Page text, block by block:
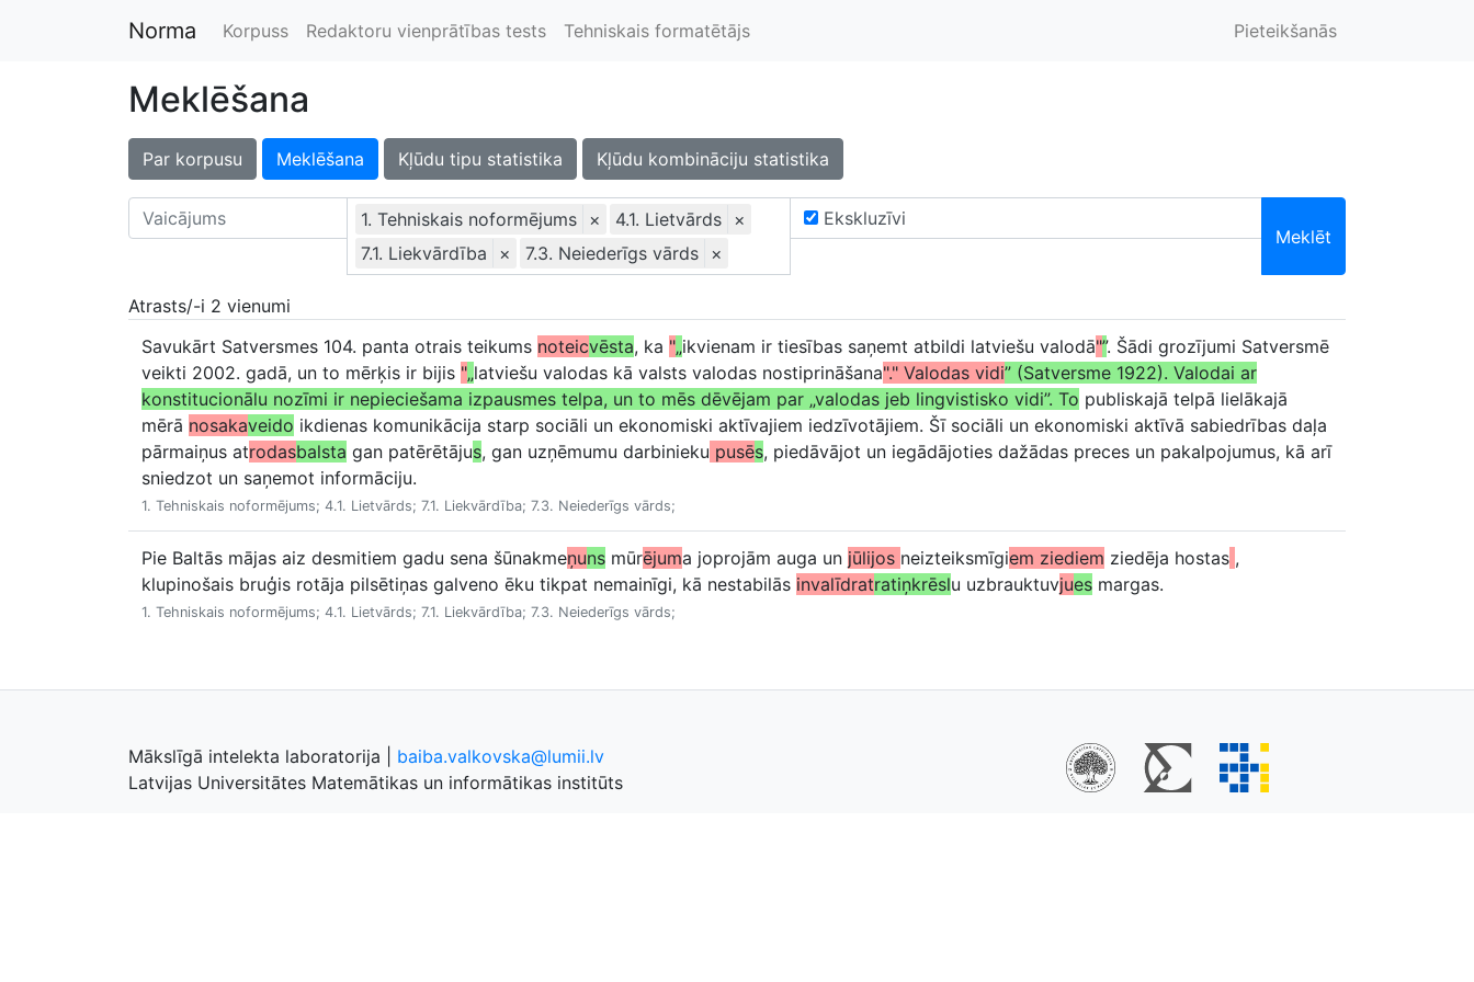
Norma Korpuss Redaktoru vienprātības tests Tehniskais formatētājs Pieteikšanās
Meklēšana
Par korpusu Meklēšana Kļūdu tipu statistika Kļūdu kombināciju statistika
1. Tehniskais noformējums × 4.1. Lietvārds ×
7.1. Liekvārdība
× 7.3. Neiederīgs vārds ×
Ekskluzīvi
Meklēt
Atrasts/-i 2 vienumi
Savukārt Satversmes 104. panta otrais teikums noteicvēsta, ka "„ikvienam ir tiesības saņemt atbildi latviešu valodā"”. Šādi grozījumi Satversmē
veikti 2002. gadā, un to mērķis ir bijis "„latviešu valodas kā valsts valodas nostiprināšana"." Valodas vidi” (Satversme 1922). Valodai ar
konstitucionālu nozīmi ir nepieciešama izpausmes telpa, un to mēs dēvējam par „valodas jeb lingvistisko vidi”. To publiskajā telpā lielākajā
mērā nosakaveido ikdienas komunikācija starp sociāli un ekonomiski aktīvajiem iedzīvotājiem. Šī sociāli un ekonomiski aktīvā sabiedrības daļa
pārmaiņus atrodasbalsta gan patērētājus, gan uzņēmumu darbinieku pusēs, piedāvājot un iegādājoties dažādas preces un pakalpojumus, kā arī
sniedzot un saņemot informāciju.
1. Tehniskais noformējums; 4.1. Lietvārds; 7.1. Liekvārdība; 7.3. Neiederīgs vārds;
Pie Baltās mājas aiz desmitiem gadu sena šūnakmeņuns mūrējuma joprojām auga un jūlijos neizteiksmīgiem ziediem ziedēja hostas ,
klupinošais bruģis rotāja pilsētiņas galveno ēku tikpat nemainīgi, kā nestabilās invalīdratratiņkrēslu uzbrauktuvjues margas.
1. Tehniskais noformējums; 4.1. Lietvārds; 7.1. Liekvārdība; 7.3. Neiederīgs vārds;
Mākslīgā intelekta laboratorija
baiba.valkovska@lumii.lv
Latvijas Universitātes Matemātikas un informātikas institūts